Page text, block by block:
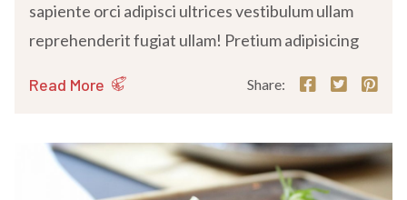
sapiente orci adipisci ultrices vestibulum ullam
reprehenderit fugiat ullam! Pretium adipisicing
Read More Share: